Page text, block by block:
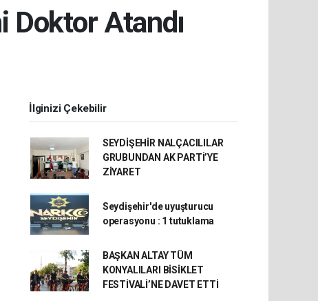
Doktor Atandı
İlginizi Çekebilir
SEYDİŞEHİR NALÇACILILAR
GRUBUNDAN AK PARTİ’YE
ZİYARET
Seydişehir'de uyuşturucu
operasyonu : 1 tutuklama
BAŞKAN ALTAY TÜM
KONYALILARI BİSİKLET
FESTİVALİ’NE DAVET ETTİ